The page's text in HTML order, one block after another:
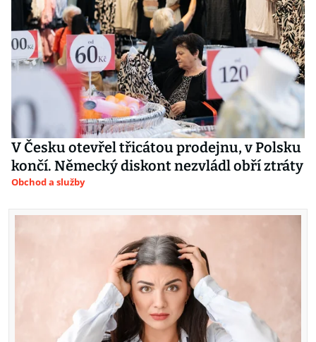
V Česku otevřel třicátou prodejnu, v Polsku
končí. Německý diskont nezvládl obří ztráty
Obchod a služby